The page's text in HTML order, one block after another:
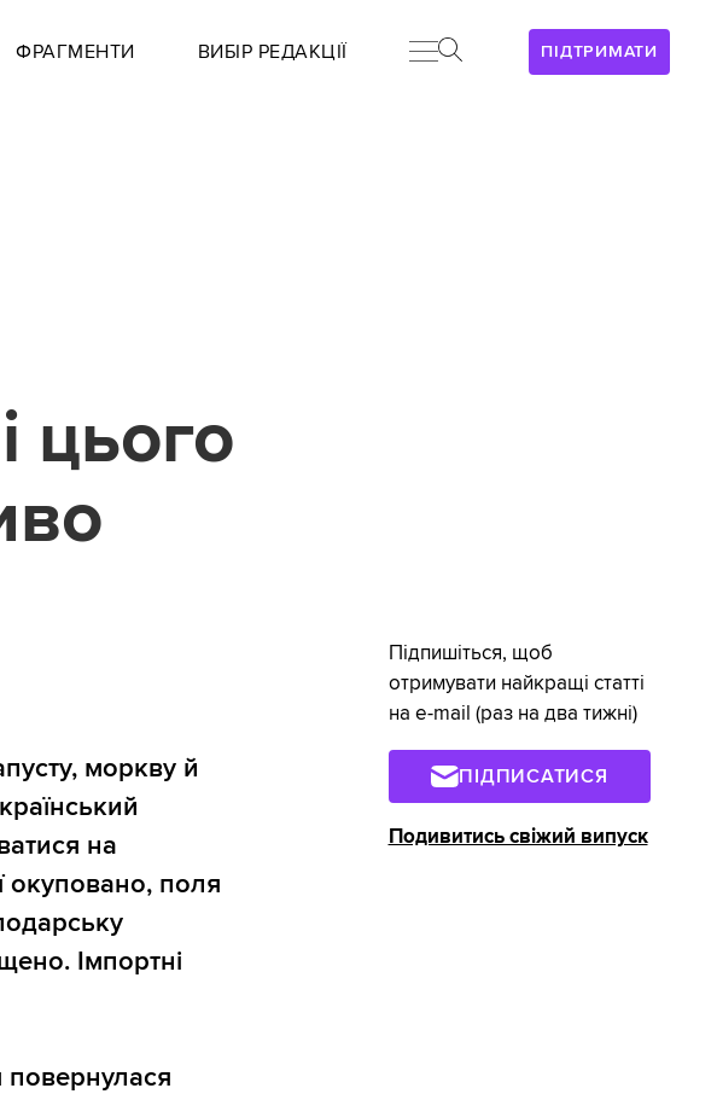
ПІДТРИМАТИ
ФРАГМЕНТИ ВИБІР РЕДАКЦІЇ
цього
моркву й
на
окуповано, поля
Імпортні
повернулася
Підпишіться, щоб
отримувати найкращі статті
на e-mail (раз на два тижні)
ПІДПИСАТИСЯ
Подивитись свіжий випуск